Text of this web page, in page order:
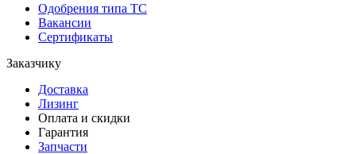
Одобрения типа ТС
Вакансии
Сертификаты
Заказчику
Доставка
Лизинг
Оплата и скидки
Гарантия
Запчасти